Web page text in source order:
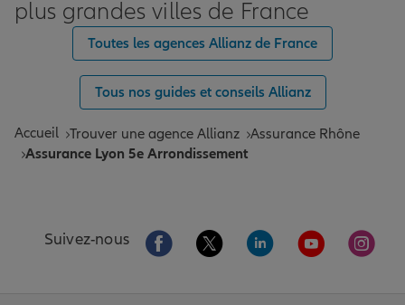
plus grandes villes de France
Toutes les agences Allianz de France
Tous nos guides et conseils Allianz
Accueil Trouver une agence Allianz Assurance Rhône
Assurance Lyon 5e Arrondissement
Suivez-nous Aller sur la page Facebook de Allianz
Aller sur la page Twitter de
Aller sur la page
Aller sur la
Aller